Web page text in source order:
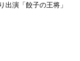
出演「餃子の王将」